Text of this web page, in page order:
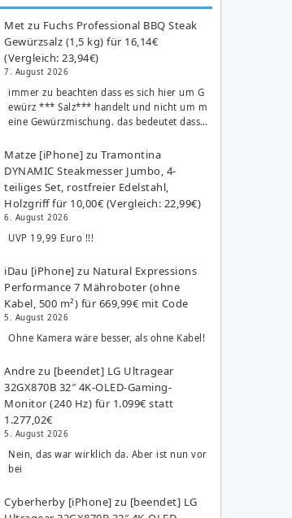
Met zu Fuchs Professional BBQ Steak
Gewürzsalz (1,5 kg) für 16,14€
(Vergleich: 23,94€)
7. August 2026
immer zu beachten dass es sich hier um G
ewürz *** Salz*** handelt und nicht um m
eine Gewürzmischung. das bedeutet dass…
Matze [iPhone] zuTramontina
DYNAMIC Steakmesser Jumbo, 4-
teiliges Set, rostfreier Edelstahl,
Holzgriff für 10,00€ (Vergleich: 22,99€)
6. August 2026
UVP 19,99 Euro !!!
iDau [iPhone] zu Natural Expressions
Performance 7 Mähroboter (ohne
Kabel, 500 m²) für 669,99€ mit Code
5. August 2026
Ohne Kamera wäre besser, als ohne Kabel!
Andre zu [beendet] LG Ultragear
32GX870B 32″ 4K-OLED-Gaming-
Monitor (240 Hz) für 1.099€ statt
1.277,02€
5. August 2026
Nein, das war wirklich da. Aber ist nun vor
bei
Cyberherby [iPhone] zu [beendet] LG